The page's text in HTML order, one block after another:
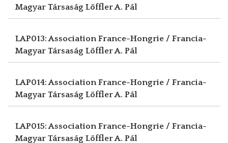
Magyar Társaság Löffler A. Pál
LAP013: Association France-Hongrie / Francia-
Magyar Társaság Löffler A. Pál
LAP014: Association France-Hongrie / Francia-
Magyar Társaság Löffler A. Pál
LAP015: Association France-Hongrie / Francia-
Magyar Társaság Löffler A. Pál